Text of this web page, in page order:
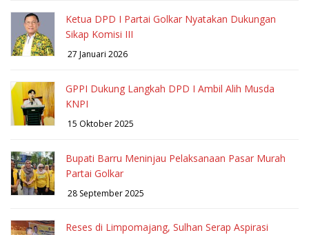
Ketua DPD I Partai Golkar Nyatakan Dukungan
Sikap Komisi III
27 Januari 2026
GPPI Dukung Langkah DPD I Ambil Alih Musda
KNPI
15 Oktober 2025
Bupati Barru Meninjau Pelaksanaan Pasar Murah
Partai Golkar
28 September 2025
Reses di Limpomajang, Sulhan Serap Aspirasi